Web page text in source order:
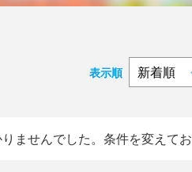
表示順
ませんでした。条件を変えてお